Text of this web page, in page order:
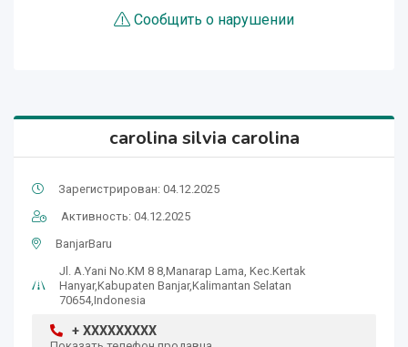
Сообщить о нарушении
carolina silvia carolina
Зарегистрирован: 04.12.2025
Активность: 04.12.2025
BanjarBaru
Jl. A.Yani No.KM 8 8,Manarap Lama, Kec.Kertak
Hanyar,Kabupaten Banjar,Kalimantan Selatan
70654,Indonesia
+ XXXXXXXXX